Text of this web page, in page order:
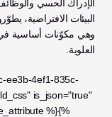
العلوية.
ee3b-4ef1-835c-
is_json="true"
%}{%